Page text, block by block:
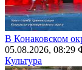
В Конаковском
05.08.2026, 08:29
Культура